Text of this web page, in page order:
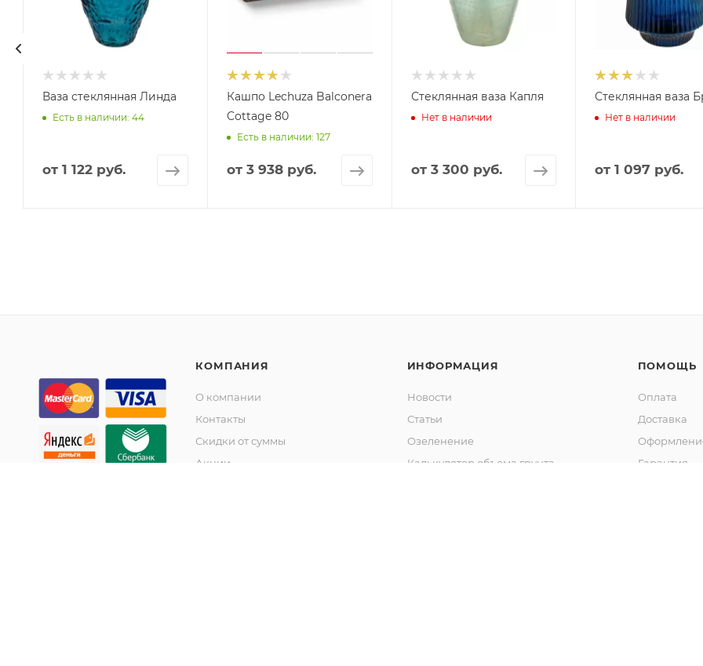
Ваза стеклянная Линда
Есть в наличии: 44
от 1 122 руб.
Кашпо Lechuza Balconera
Cottage 80
Есть в наличии: 127
от 3 938 руб.
Стеклянная ваза Капля
Нет в наличии
от 3 300 руб.
Стеклянная ваза
Нет в наличии
от1 097 руб.
КОМПАНИЯ
О компании
Контакты
Скидки от суммы
Акции
ИНФОРМАЦИЯ
Новости
Статьи
Озеленение
Калькулятор объема грунта
ПОМОЩЬ
Оплата
Доставка
Гарантия